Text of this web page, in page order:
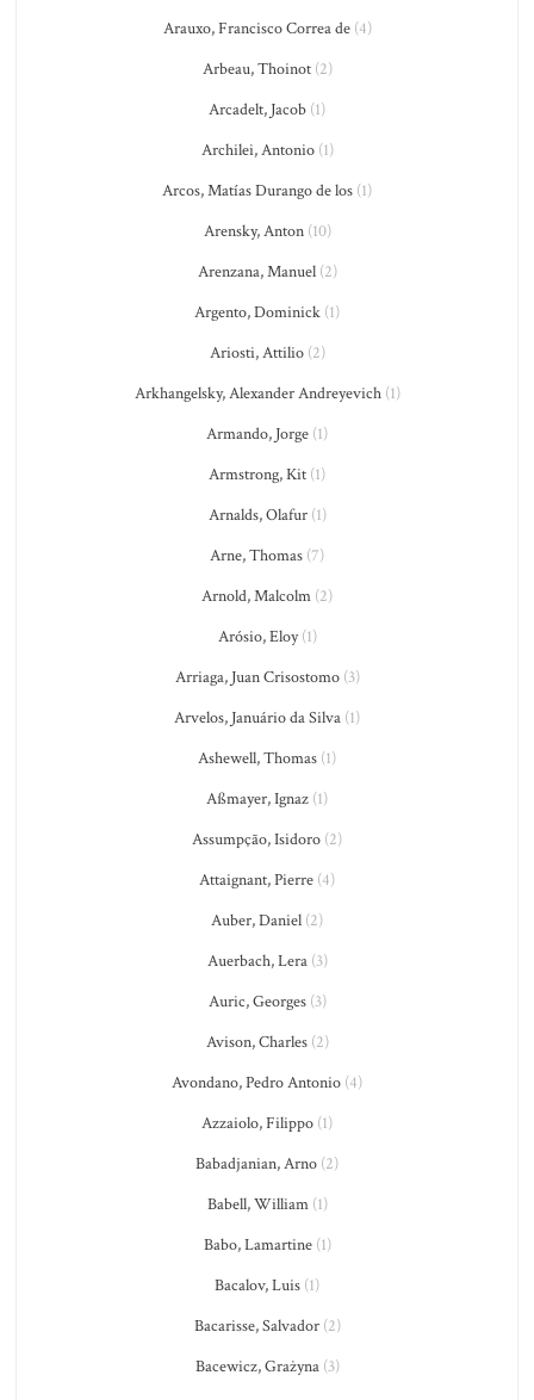
Arauxo, Francisco Correa de(4)
Arbeau, Thoinot(2)
Arcadelt, Jacob (1)
Archilei, Antonio(1)
Arcos, Matías Durango de los (1)
Arensky, Anton(10)
Arenzana, Manuel(2)
Argento, Dominick (1)
Ariosti, Attilio(2)
Arkhangelsky, Alexander Andreyevich(1)
Armando, Jorge (1)
Armstrong, Kit (1)
Arnalds, Olafur(1)
Arne, Thomas (7)
Arnold, Malcolm (2)
Arósio, Eloy(1)
Arriaga, Juan Crisostomo(3)
Arvelos, Januário da Silva (1)
Ashewell, Thomas (1)
Aßmayer, Ignaz (1)
Assumpção, Isidoro (2)
Attaignant, Pierre (4)
Auber, Daniel (2)
Auerbach, Lera(3)
Auric, Georges(3)
Avison, Charles(2)
Avondano, Pedro Antonio (4)
Azzaiolo, Filippo (1)
Babadjanian, Arno (2)
Babell, William(1)
Babo, Lamartine(1)
Bacalov, Luis (1)
Bacarisse, Salvador(2)
Bacewicz, Grażyna(3)